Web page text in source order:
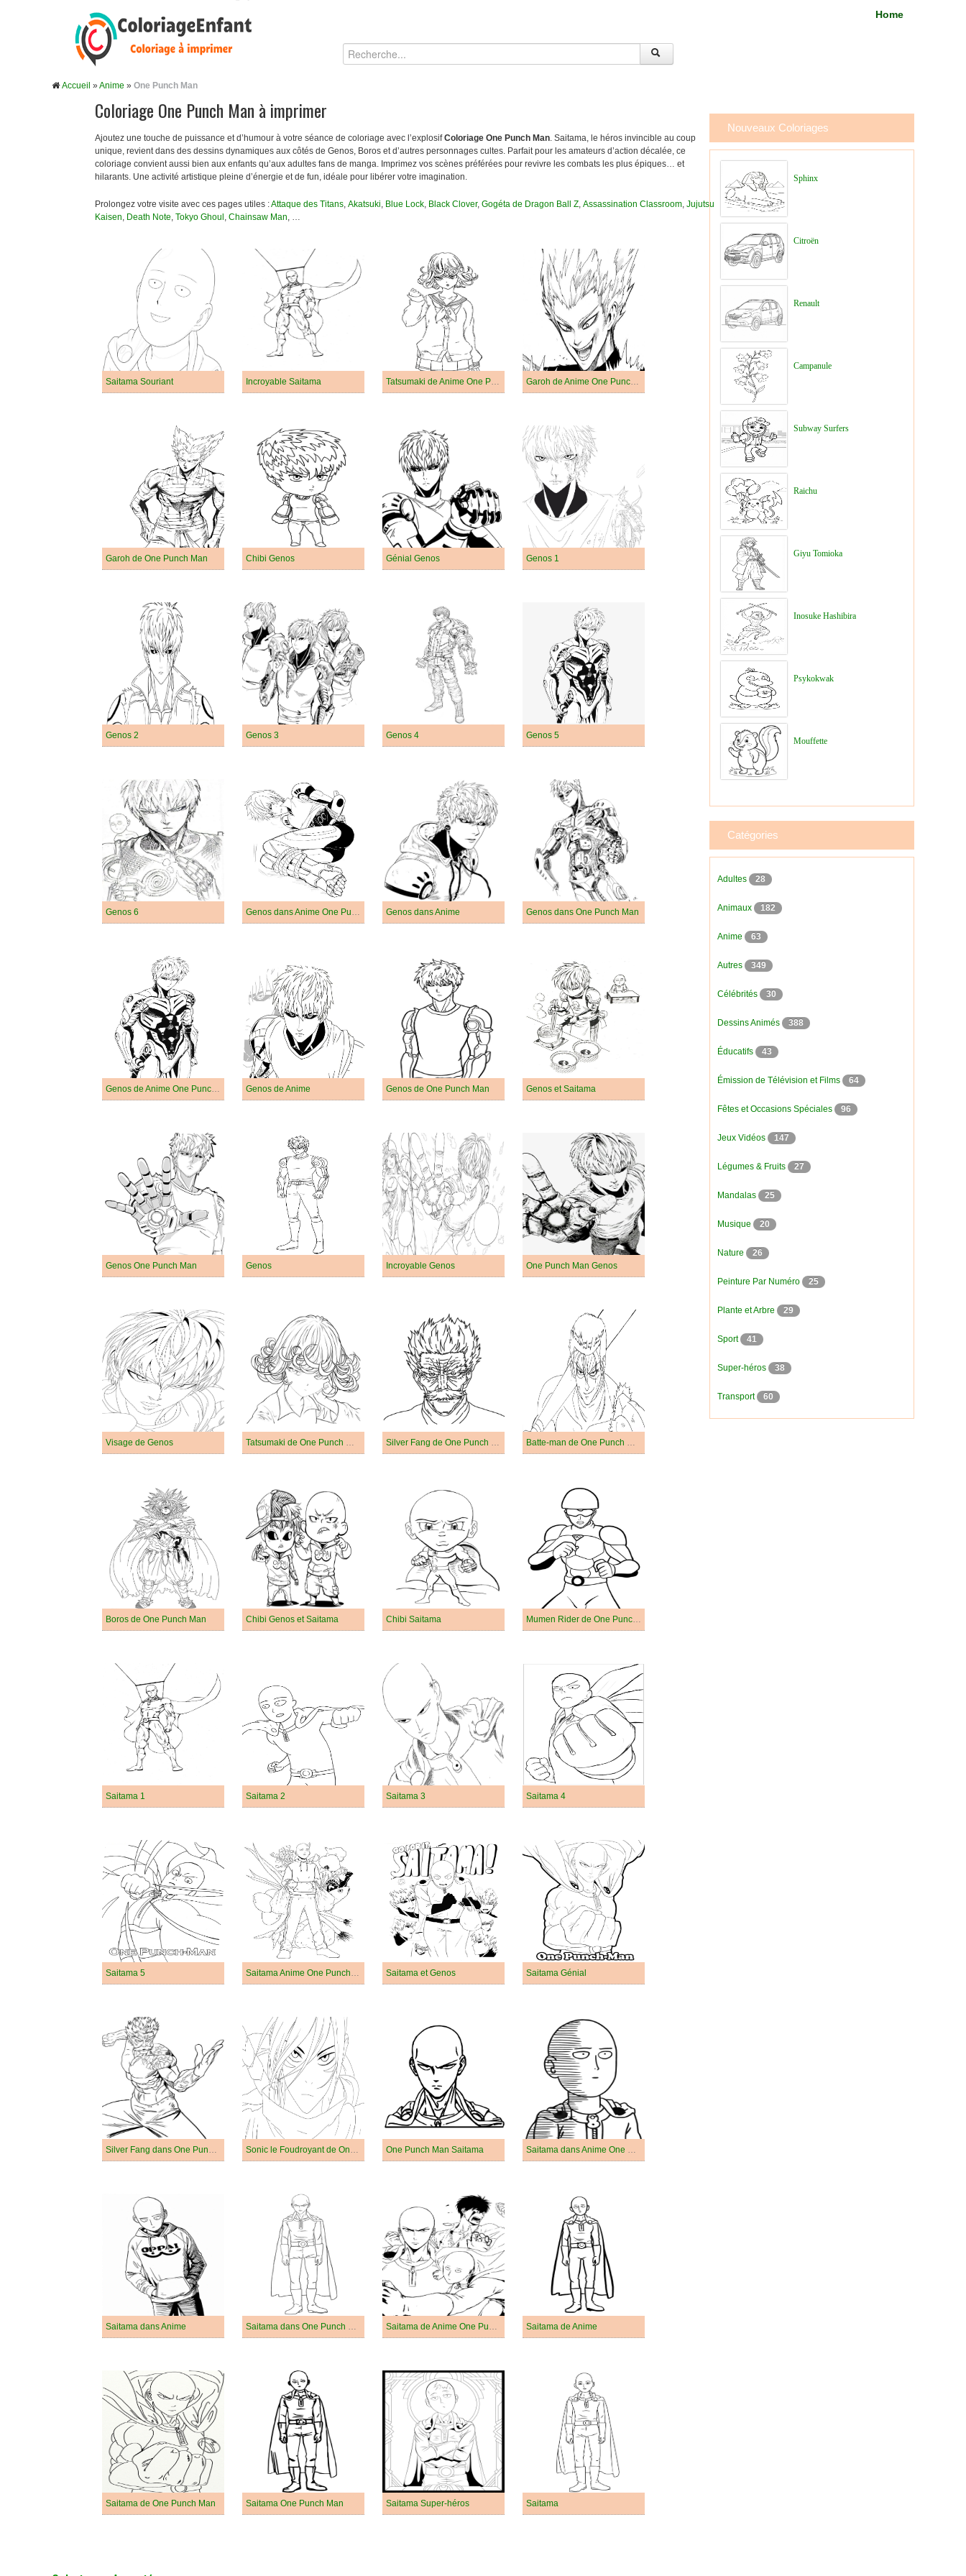
Home
Accueil »Anime » One Punch Man
Coloriage One Punch Man à imprimer
Ajoutez une touche de puissance et d’humour à votre séance de coloriage avec l’explosifColoriage One Punch Man. Saitama, le héros invincible au coup
unique, revient dans des dessins dynamiques aux côtés de Genos, Boros et d’autres personnages cultes. Parfait pour les amateurs d’action décalée, ce
coloriage convient aussi bien aux enfants qu’aux adultes fans de manga. Imprimez vos scènes préférées pour revivre les combats les plus épiques… et
hilarants. Une activité artistique pleine d’énergie et de fun, idéale pour libérer votre imagination.
Prolongez votre visite avec ces pages utiles :Attaque des Titans, Akatsuki, Blue Lock, Black Clover, Gogéta de Dragon Ball Z, Assassination Classroom, Jujutsu
Kaisen, Death Note, Tokyo Ghoul , Chainsaw Man, …
Saitama Souriant Incroyable Saitama Tatsumaki de Anime One Punch Man Garoh de Anime One Punch Man
Garoh de One Punch Man Chibi Genos Génial Genos Genos 1
Genos 2 Genos 3 Genos 4 Genos 5
Genos 6 Genos dans Anime One Punch Man Genos dans Anime Genos dans One Punch Man
Genos de Anime One Punch Man Genos de Anime Genos de One Punch Man Genos et Saitama
Genos One Punch Man Genos Incroyable Genos One Punch Man Genos
Visage de Genos Tatsumaki de One Punch Man Silver Fang de One Punch Man Batte-man de One Punch Man
Boros de One Punch Man Chibi Genos et Saitama Chibi Saitama Mumen Rider de One Punch Man
Saitama 1 Saitama 2 Saitama 3 Saitama 4
Saitama 5 Saitama Anime One Punch Man Saitama et Genos Saitama Génial
Silver Fang dans One Punch Man Sonic le Foudroyant de One Punch Man One Punch Man Saitama Saitama dans Anime One Punch Man
Saitama dans Anime Saitama dans One Punch Man Saitama de Anime One Punch Man Saitama de Anime
Saitama de One Punch Man Saitama One Punch Man Saitama Super-héros Saitama
Nouveaux Coloriages
Sphinx
Citroën
Renault
Campanule
Subway Surfers
Raichu
Giyu Tomioka
Inosuke Hashibira
Psykokwak
Mouffette
Catégories
Adultes 28
Animaux 182
Anime 63
Autres 349
Célébrités 30
Dessins Animés 388
Éducatifs 43
Émission de Télévision et Films 64
Fêtes et Occasions Spéciales 96
Jeux Vidéos 147
Légumes & Fruits 27
Mandalas 25
Musique 20
Nature 26
Peinture Par Numéro 25
Plante et Arbre 29
Sport 41
Super-héros 38
Transport 60